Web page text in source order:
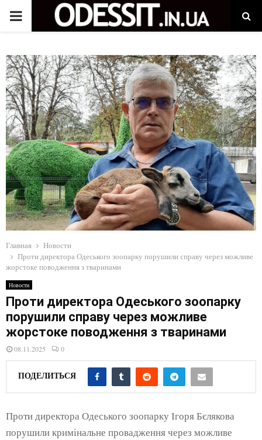
P
I
M
A
R
Y
M
E
N
U
Главная
Новости
Проти директора Одеського зоопарку порушили справу через можливе
жорстоке поводження з тваринами
Новости
Проти директора Одеського зоопарку
порушили справу через можливе
жорстоке поводження з тваринами
08.11.2025 0
ПОДЕЛИТЬСЯ
Проти директора Одеського зоопарку Ігоря Бєлякова
порушили кримінальне провадження через можливе